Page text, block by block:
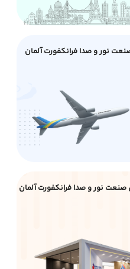
نور و صدا فرانکفورت آلمان
صنعت نور و صدا فرانکفورت آلمان